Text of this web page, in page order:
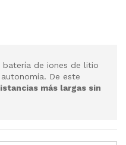
batería de iones de litio
De este
más largas sin